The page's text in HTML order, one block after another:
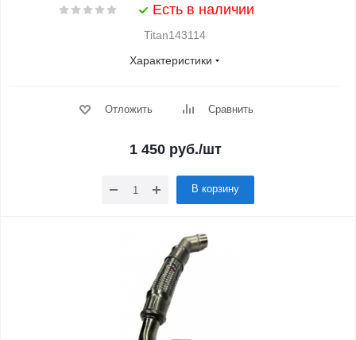
Есть в наличии
Titan143114
Характеристики
Отложить Сравнить
1 450руб./шт
В корзину